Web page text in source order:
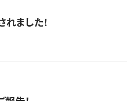
ました！